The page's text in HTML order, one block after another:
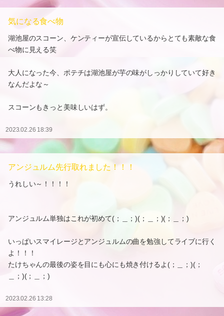
気になる食べ物
湖池屋のスコーン、ケンティーが宣伝しているからとても素敵な食
べ物に見える笑
大人になった今、ポテチは湖池屋が芋の味がしっかりしていて好き
なんだよな～
スコーンもきっと美味しいはず。
2023.02.26 18:39
アンジュルム先行取れました！！！
うれしい～！！！！
アンジュルム単独はこれが初めて(；＿；)(；＿；)(；＿；)
いっぱいスマイレージとアンジュルムの曲を勉強してライブに行く
よ！！！
たけちゃんの最後の姿を目にも心にも焼き付けるよ(；＿；)(；
＿；)(；＿；)
2023.02.26 13:28